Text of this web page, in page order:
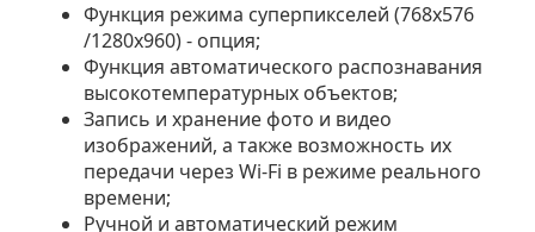
Функция режима суперпикселей (768х576
/1280х960) - опция;
Функция автоматического распознавания
высокотемпературных объектов;
Запись и хранение фото и видео
изображений, а также возможность их
передачи через Wi-Fi в режиме реального
времени;
Ручной и автоматический режим